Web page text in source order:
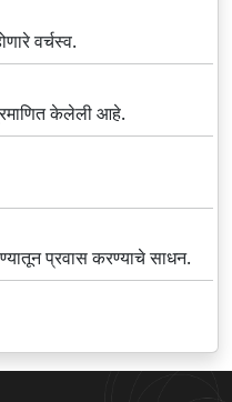
वर्चस्व.
केलेली आहे.
प्रवास करण्याचे साधन.